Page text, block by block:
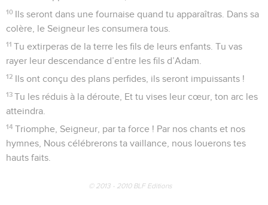
Mon Dieu, mon Dieu, pourquoi m'as-tu
abandonné?
Au chef de chœur. Cantique de David.
Seigneur, le roi se réjouit de ta (grande) puissance ; Devant
ton œuvre de salut, il exulte de joie.
3 Tu as pleinement satisfait le désir de son cœur, Tu ne lui as
Tu as prévenu ses souhaits par des bénédictions. Sur sa